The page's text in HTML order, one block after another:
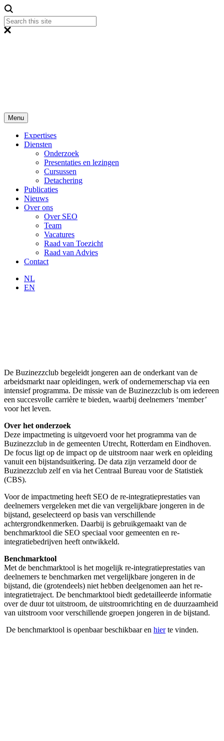
Menu
Expertises
Diensten
Onderzoek
Presentaties en lezingen
Cursussen
Detachering
Publicaties
Nieuws
Over ons
Over SEO
Team
Vacatures
Raad van Toezicht
Raad van Advies
Contact
NL
EN
De Buzinezzclub begeleidt jongeren aan de onderkant van de
arbeidsmarkt naar opleidingen, werk of ondernemerschap via een
intensief programma. De missie van de Buzinezzclub is om iedereen
een succesvolle carrière te bieden, waarbij deelnemers ‘member’
voor het leven.
Over het onderzoek
Deze impactmeting is uitgevoerd voor het programma van de
Buzinezzclub in de gemeenten Utrecht, Rotterdam en Eindhoven.
De focus ligt op de impact op de uitstroom naar werk en opleiding
vanuit een bijstandsuitkering. De data zijn verzameld door de
Buzinezzclub zelf en via het Centraal Bureau voor de Statistiek
(CBS).
Voor de impactmeting heeft SEO de re-integratieprestaties van
deelnemers vergeleken met die van vergelijkbare jongeren in de
bijstand, geselecteerd op basis van verschillende
achtergrondkenmerken. Daarbij is gebruikgemaakt van de
benchmarktool die SEO speciaal voor gemeenten en re-
integratiebedrijven heeft ontwikkeld.
Benchmarktool
Met de benchmarktool is het mogelijk re-integratieprestaties van
deelnemers te benchmarken met vergelijkbare jongeren in de
bijstand, die (grotendeels) niet hebben deelgenomen aan het re-
integratietraject. De benchmarktool biedt gedetailleerde informatie
over de duur tot uitstroom, de uitstroomrichting en de duurzaamheid
van uitstroom voor verschillende groepen jongeren in de bijstand.
De benchmarktool is openbaar beschikbaar en hierte vinden.